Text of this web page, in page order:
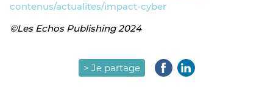
contenus/actualites/impact-cyber
©Les Echos Publishing 2024
> Je partage